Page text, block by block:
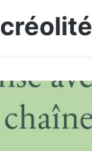
créolité